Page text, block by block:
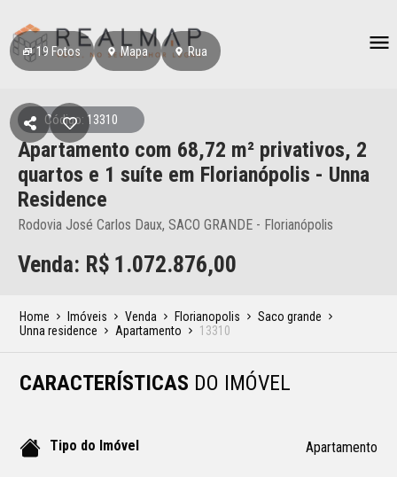
19 Fotos Mapa Rua
Código: 13310
Apartamento com 68,72 m² privativos, 2
quartos e 1 suíte em Florianópolis - Unna
Residence
Rodovia José Carlos Daux, SACO GRANDE - Florianópolis
Venda: R$ 1.072.876,00
Home Imóveis Venda Florianopolis
Saco grande
Unna residence
Apartamento 13310
CARACTERÍSTICAS DO IMÓVEL
Tipo do Imóvel Apartamento